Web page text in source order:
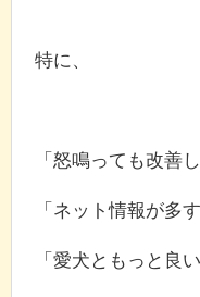
特に、
「怒鳴っても改善
「ネット情報が多
「愛犬ともっと良